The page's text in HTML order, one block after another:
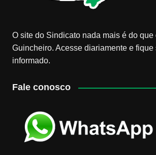
O site do Sindicato nada mais é do que
Guincheiro. Acesse diariamente e fique
informado.
Fale conosco